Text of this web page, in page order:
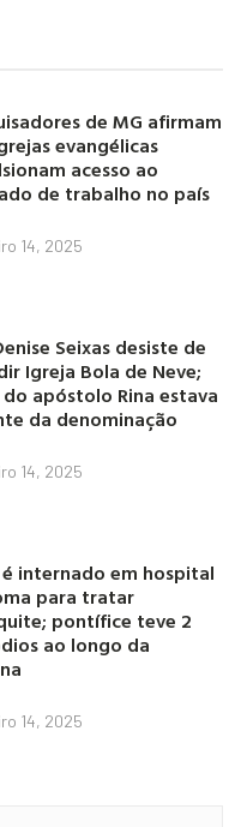
de MG afirmam
evangélicas
acesso ao
de trabalho no país
14, 2025
Seixas desiste de
Igreja Bola de Neve;
apóstolo Rina estava
da denominação
14, 2025
é internado em hospital
para tratar
pontífice teve 2
ao longo da
14, 2025